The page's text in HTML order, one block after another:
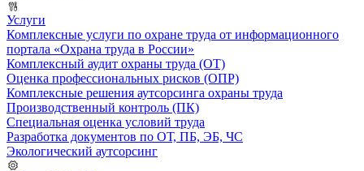
Услуги
Комплексные услуги по охране труда от информационного
портала «Охрана труда в России»
Комплексный аудит охраны труда (ОТ)
Оценка профессиональных рисков (ОПР)
Комплексные решения аутсорсинга охраны труда
Производственный контроль (ПК)
Специальная оценка условий труда
Разработка документов по ОТ, ПБ, ЭБ, ЧС
Экологический аутсорсинг